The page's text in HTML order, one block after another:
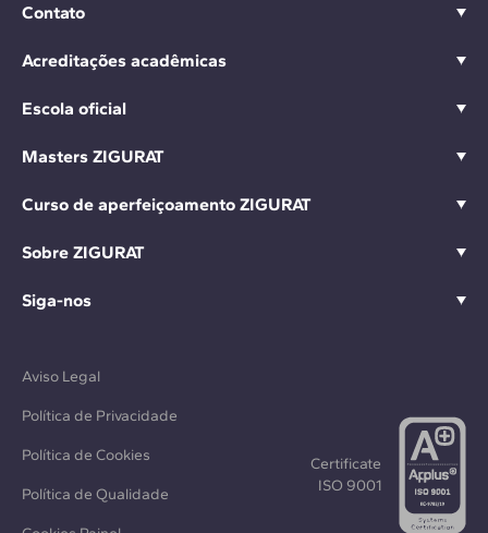
Contato
Acreditações acadêmicas
Escola oficial
Masters ZIGURAT
Curso de aperfeiçoamento ZIGURAT
Sobre ZIGURAT
Siga-nos
Aviso Legal
Política de Privacidade
Política de Cookies
Política de Qualidade
Certificate
ISO 9001